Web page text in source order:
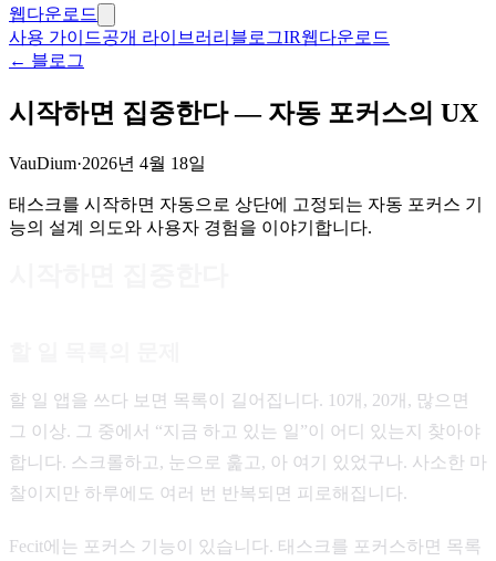
웹다운로드
사용 가이드공개 라이브러리 블로그IR웹다운로드
← 블로그
시작하면 집중한다 — 자동 포커스의 UX
VauDium·2026년 4월 18일
태스크를 시작하면 자동으로 상단에 고정되는 자동 포커스 기
능의 설계 의도와 사용자 경험을 이야기합니다.
할 일 앱을 쓰다 보면 목록이 길어집니다. 10개, 20개, 많으면
그 이상. 그 중에서 “지금 하고 있는 일”이 어디 있는지 찾아야
합니다. 스크롤하고, 눈으로 훑고, 아 여기 있었구나. 사소한 마
찰이지만 하루에도 여러 번 반복되면 피로해집니다.
Fecit에는 포커스 기능이 있습니다. 태스크를 포커스하면 목록